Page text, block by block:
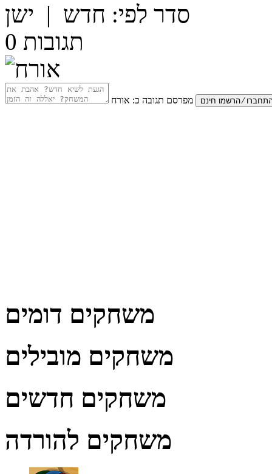
סדר לפי: חדש | ישן
0 תגובות
מפרסם תגובה כ: אורח
משחקים דומים
משחקים מובילים
משחקים חדשים
משחקים להורדה